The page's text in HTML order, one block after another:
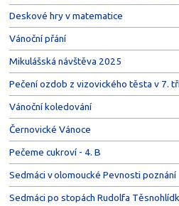
Deskové hry v matematice
Vánoční přání
Mikulášská návštěva 2025
Pečení ozdob z vizovického těsta v 7.
Vánoční koledování
Černovické Vánoce
Pečeme cukroví - 4. B
Sedmáci v olomoucké Pevnosti poznání
Sedmáci po stopách Rudolfa